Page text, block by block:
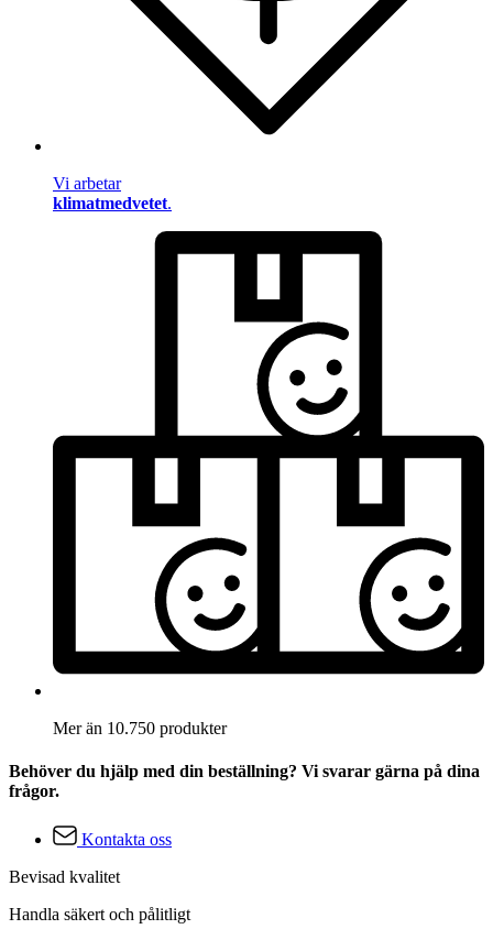
Vi arbetar
klimatmedvetet.
Mer än 10.750 produkter
Behöver du hjälp med din beställning? Vi svarar gärna på dina
frågor.
Kontakta oss
Bevisad kvalitet
Handla säkert och pålitligt